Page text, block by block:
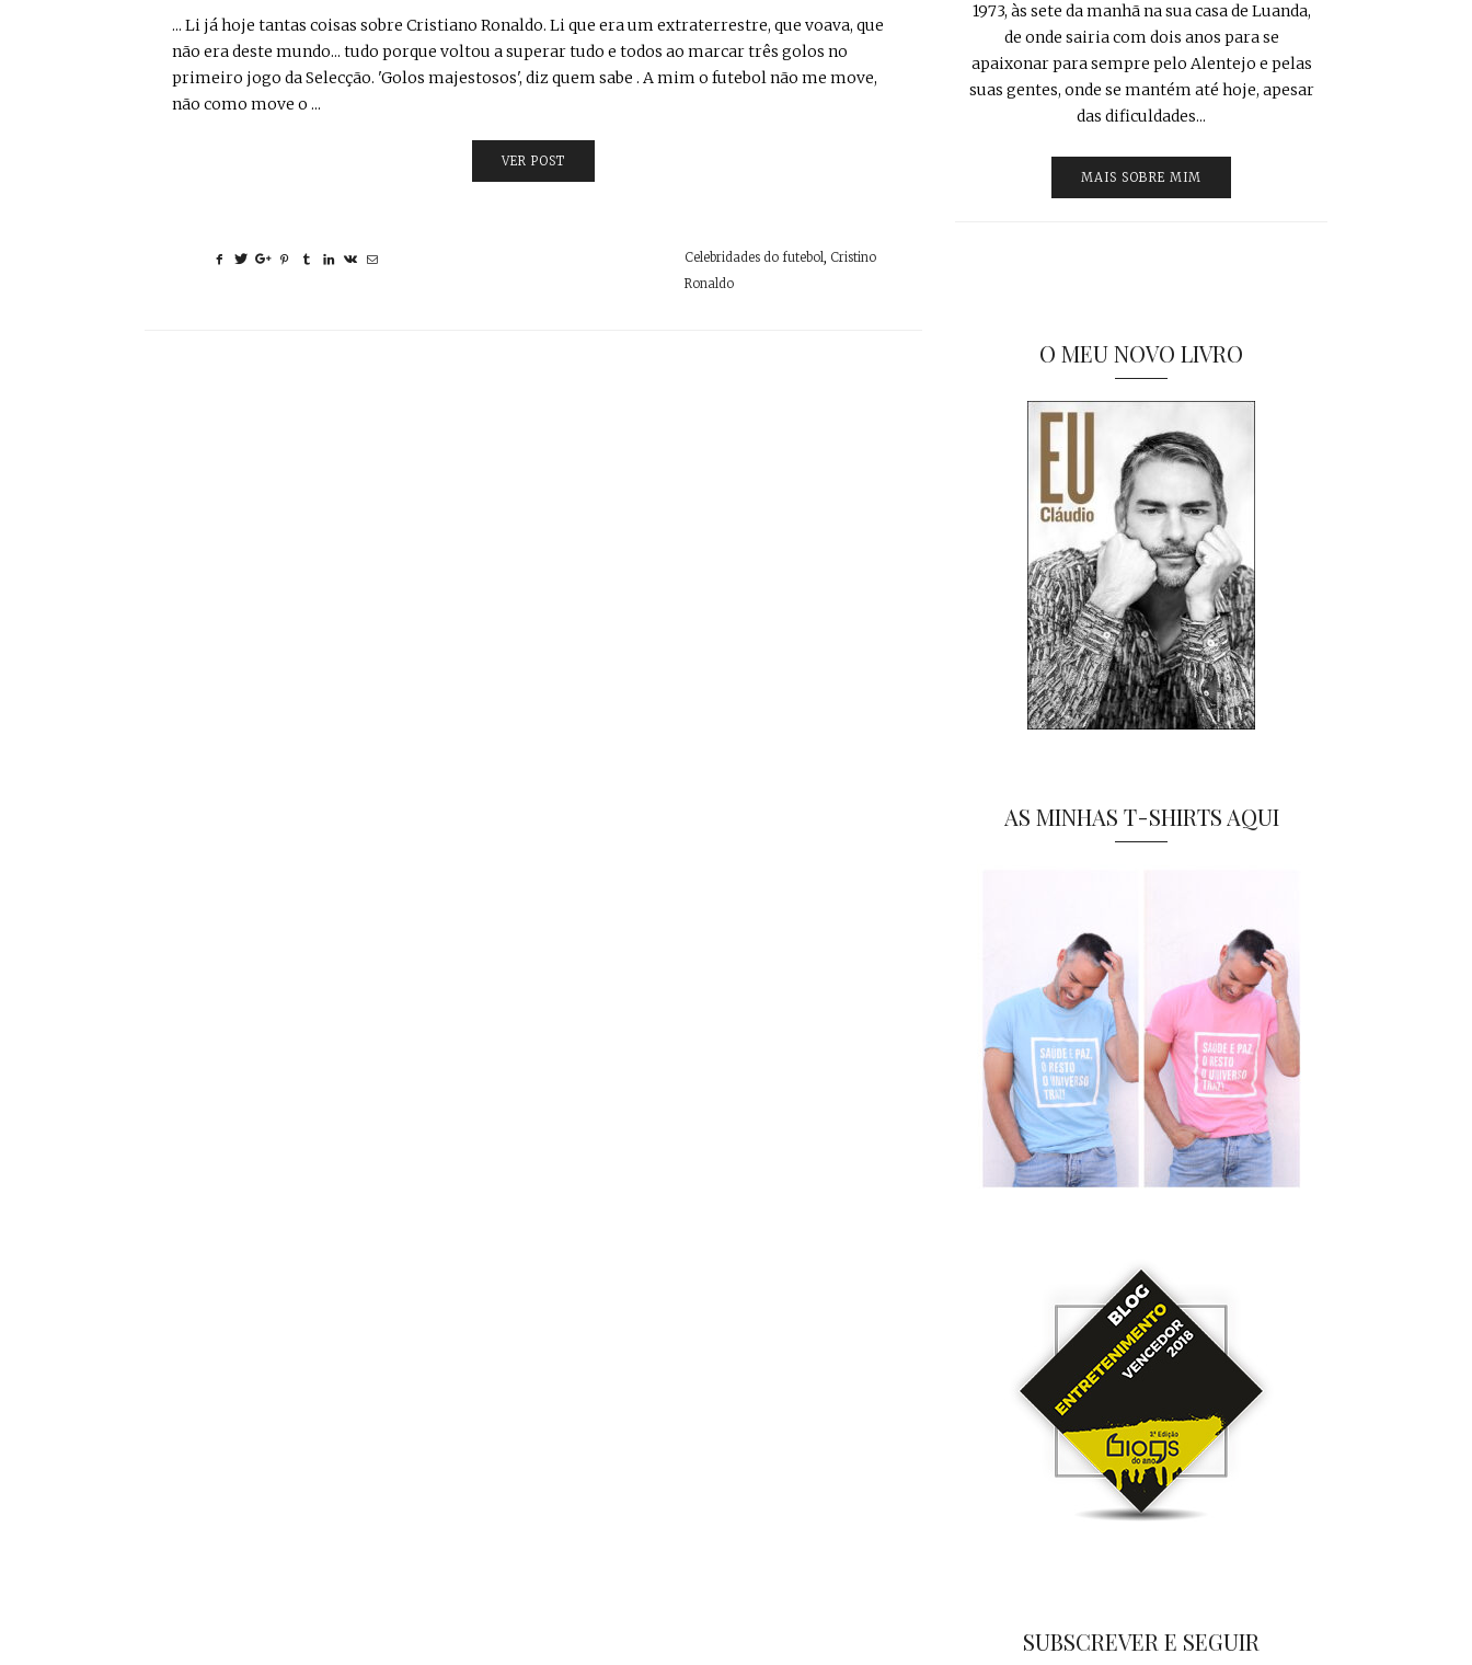
... Li já hoje tantas coisas sobre Cristiano Ronaldo. Li que era um extraterrestre, que voava, que
não era deste mundo... tudo porque voltou a superar tudo e todos ao marcar três golos no
primeiro jogo da Selecção. 'Golos majestosos', diz quem sabe . A mim o futebol não me move,
não como move o ...
VER POST
Celebridades do futebol
Cristino
Ronaldo
1973, às sete da manhã na sua casa de Luanda,
de onde sairia com dois anos para se
apaixonar para sempre pelo Alentejo e pelas
suas gentes, onde se mantém até hoje, apesar
das dificuldades...
MAIS SOBRE MIM
O MEU NOVO LIVRO
AS MINHAS T-SHIRTS AQUI
SUBSCREVER E SEGUIR